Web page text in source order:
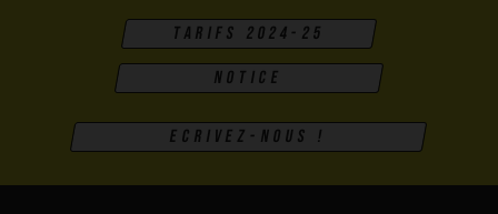
tarifs 2024-25
notice
Ecrivez-nous !